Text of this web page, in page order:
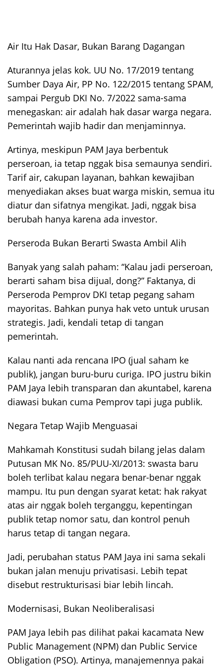
Air Itu Hak Dasar, Bukan Barang Dagangan
Aturannya jelas kok. UU No. 17/2019 tentang
Sumber Daya Air, PP No. 122/2015 tentang SPAM,
sampai Pergub DKI No. 7/2022 sama-sama
menegaskan: air adalah hak dasar warga negara.
Pemerintah wajib hadir dan menjaminnya.
Artinya, meskipun PAM Jaya berbentuk
perseroan, ia tetap nggak bisa semaunya sendiri.
Tarif air, cakupan layanan, bahkan kewajiban
menyediakan akses buat warga miskin, semua itu
diatur dan sifatnya mengikat. Jadi, nggak bisa
berubah hanya karena ada investor.
Perseroda Bukan Berarti Swasta Ambil Alih
Banyak yang salah paham: “Kalau jadi perseroan,
berarti saham bisa dijual, dong?” Faktanya, di
Perseroda Pemprov DKI tetap pegang saham
mayoritas. Bahkan punya hak veto untuk urusan
strategis. Jadi, kendali tetap di tangan
pemerintah.
Kalau nanti ada rencana IPO (jual saham ke
publik), jangan buru-buru curiga. IPO justru bikin
PAM Jaya lebih transparan dan akuntabel, karena
diawasi bukan cuma Pemprov tapi juga publik.
Negara Tetap Wajib Menguasai
Mahkamah Konstitusi sudah bilang jelas dalam
Putusan MK No. 85/PUU-XI/2013: swasta baru
boleh terlibat kalau negara benar-benar nggak
mampu. Itu pun dengan syarat ketat: hak rakyat
atas air nggak boleh terganggu, kepentingan
publik tetap nomor satu, dan kontrol penuh
harus tetap di tangan negara.
Jadi, perubahan status PAM Jaya ini sama sekali
bukan jalan menuju privatisasi. Lebih tepat
disebut restrukturisasi biar lebih lincah.
Modernisasi, Bukan Neoliberalisasi
PAM Jaya lebih pas dilihat pakai kacamata New
Public Management (NPM) dan Public Service
Obligation (PSO). Artinya, manajemennya pakai